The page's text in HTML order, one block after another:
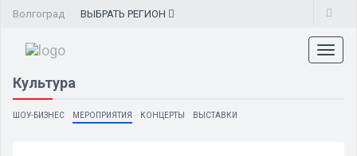
Волгоград ВЫБРАТЬ РЕГИОН
Культура
ШОУ-БИЗНЕС МЕРОПРИЯТИЯ КОНЦЕРТЫ ВЫСТАВКИ